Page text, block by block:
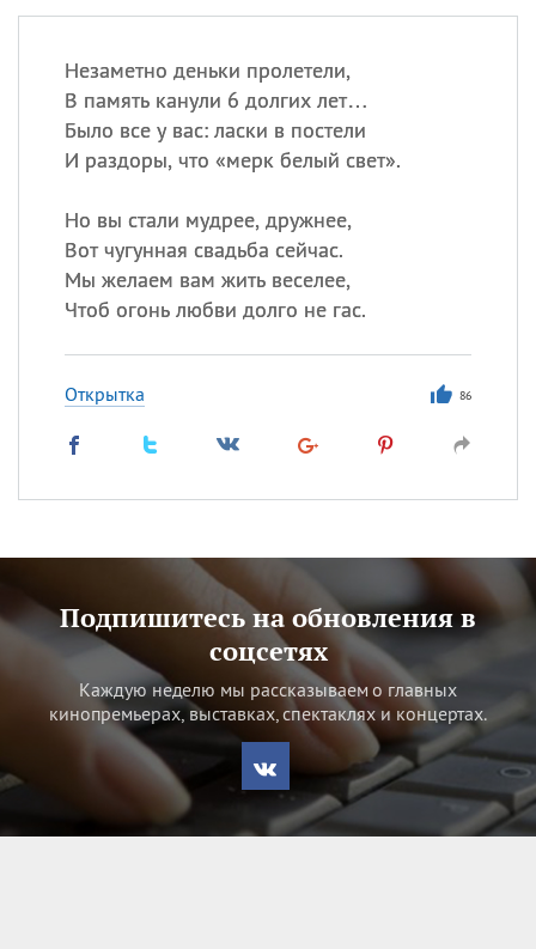
Незаметно деньки пролетели,
В память канули 6 долгих лет…
Было все у вас: ласки в постели
И раздоры, что «мерк белый свет».
Но вы стали мудрее, дружнее,
Вот чугунная свадьба сейчас.
Мы желаем вам жить веселее,
Чтоб огонь любви долго не гас.
Открытка 86
Подпишитесь на обновления в
соцсетях
Каждую неделю мы рассказываем о главных
кинопремьерах, выставках, спектаклях и концертах.